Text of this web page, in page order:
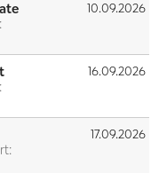
10.09.2026
16.09.2026
17.09.2026